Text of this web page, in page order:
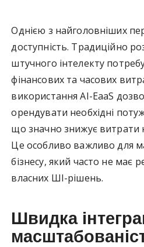
Однією з найголовніших
доступність. Традиційно
штучного інтелекту
фінансових та часових
використання AI-EaaS
орендувати необхідні
що значно знижує
Це особливо важливо для
бізнесу, який часто не має
власних ШІ-рішень.
Швидка